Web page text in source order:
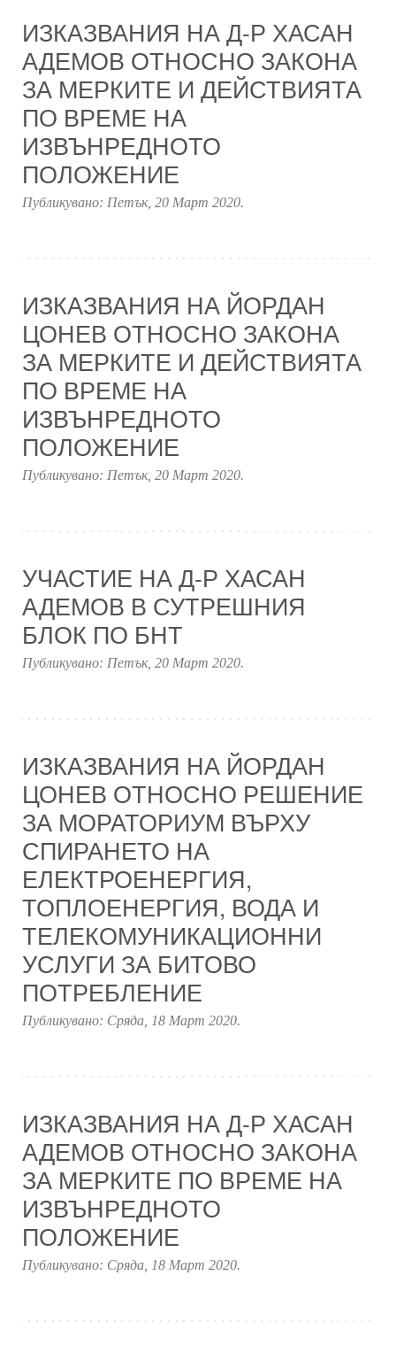
ИЗКАЗВАНИЯ НА Д-Р ХАСАН
АДЕМОВ ОТНОСНО ЗАКОНА
ЗА МЕРКИТЕ И ДЕЙСТВИЯТА
ПО ВРЕМЕ НА
ИЗВЪНРЕДНОТО
ПОЛОЖЕНИЕ
Публикувано: Петък, 20 Март 2020.
ИЗКАЗВАНИЯ НА ЙОРДАН
ЦОНЕВ ОТНОСНО ЗАКОНА
ЗА МЕРКИТЕ И ДЕЙСТВИЯТА
ПО ВРЕМЕ НА
ИЗВЪНРЕДНОТО
ПОЛОЖЕНИЕ
Публикувано: Петък, 20 Март 2020.
УЧАСТИЕ НА Д-Р ХАСАН
АДЕМОВ В СУТРЕШНИЯ
БЛОК ПО БНТ
Публикувано: Петък, 20 Март 2020.
ИЗКАЗВАНИЯ НА ЙОРДАН
ЦОНЕВ ОТНОСНО РЕШЕНИЕ
ЗА МОРАТОРИУМ ВЪРХУ
СПИРАНЕТО НА
ЕЛЕКТРОЕНЕРГИЯ,
ТОПЛОЕНЕРГИЯ, ВОДА И
ТЕЛЕКОМУНИКАЦИОННИ
УСЛУГИ ЗА БИТОВО
ПОТРЕБЛЕНИЕ
Публикувано: Сряда, 18 Март 2020.
ИЗКАЗВАНИЯ НА Д-Р ХАСАН
АДЕМОВ ОТНОСНО ЗАКОНА
ЗА МЕРКИТЕ ПО ВРЕМЕ НА
ИЗВЪНРЕДНОТО
ПОЛОЖЕНИЕ
Публикувано: Сряда, 18 Март 2020.